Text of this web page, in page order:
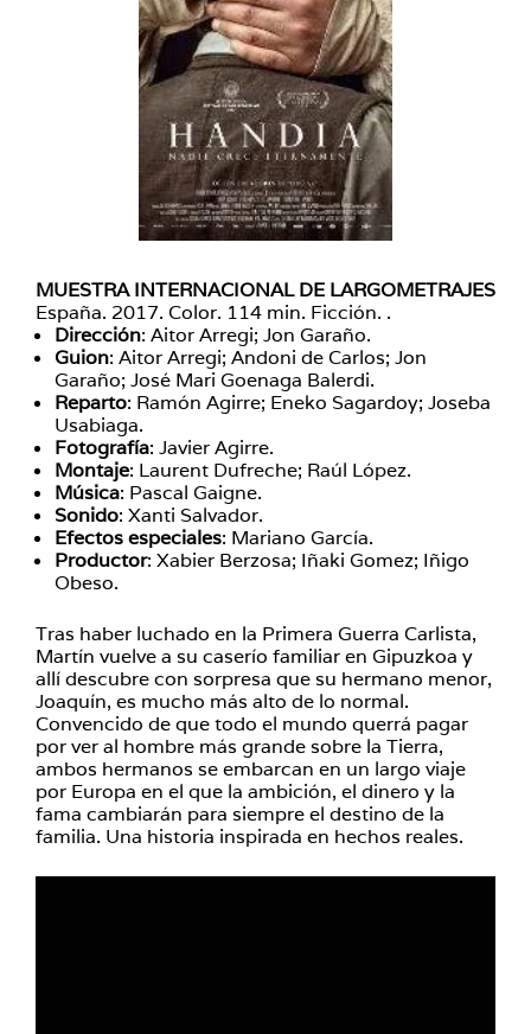
MUESTRA INTERNACIONAL DE LARGOMETRAJES
España. 2017. Color. 114 min. Ficción. .
Dirección: Aitor Arregi; Jon Garaño.
Guion: Aitor Arregi; Andoni de Carlos; Jon
Garaño; José Mari Goenaga Balerdi.
Reparto: Ramón Agirre; Eneko Sagardoy; Joseba
Usabiaga.
Fotografía: Javier Agirre.
Montaje: Laurent Dufreche; Raúl López.
Música: Pascal Gaigne.
Sonido: Xanti Salvador.
Efectos especiales: Mariano García.
Productor: Xabier Berzosa; Iñaki Gomez; Iñigo
Obeso.
Tras haber luchado en la Primera Guerra Carlista,
Martín vuelve a su caserío familiar en Gipuzkoa y
allí descubre con sorpresa que su hermano menor,
Joaquín, es mucho más alto de lo normal.
Convencido de que todo el mundo querrá pagar
por ver al hombre más grande sobre la Tierra,
ambos hermanos se embarcan en un largo viaje
por Europa en el que la ambición, el dinero y la
fama cambiarán para siempre el destino de la
familia. Una historia inspirada en hechos reales.